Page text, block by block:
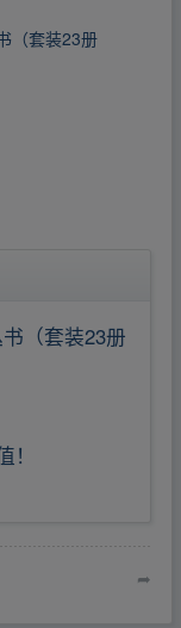
（套装23册
（套装23册
➦